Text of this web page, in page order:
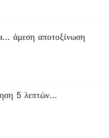
άμεση αποτοξίνωση
5 λεπτών…